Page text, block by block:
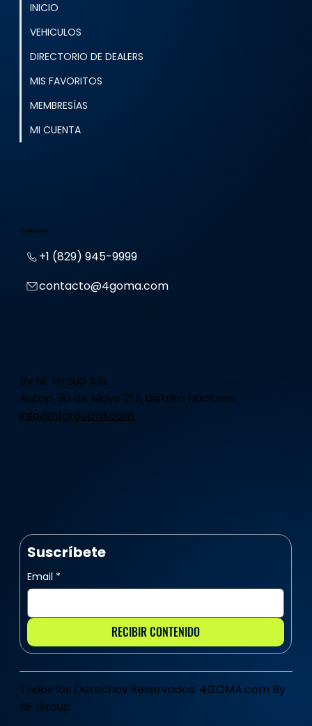
INICIO
VEHICULOS
DIRECTORIO DE DEALERS
MIS FAVORITOS
MEMBRESÍAS
MI CUENTA
Contactos
+1 (829) 945-9999
contacto@4goma.com
By NF Group SRL
Autop. 30 de Mayo 217, Distrito Nacional.
info@nfgrouprd.com
Suscríbete
Email *
RECIBIR CONTENIDO
Todos los Derechos Reservados. 4GOMA.com By
NF Group